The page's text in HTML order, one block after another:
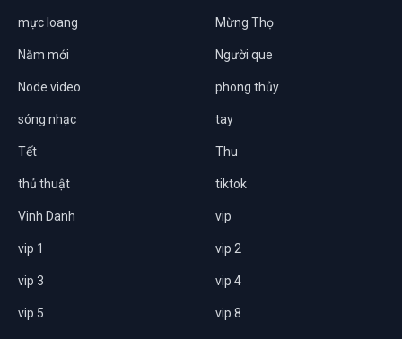
mực loang Mừng Thọ
Năm mới Người que
Node video phong thủy
sóng nhạc tay
Tết Thu
thủ thuật tiktok
Vinh Danh vip
vip 1 vip 2
vip 3 vip 4
vip 5 vip 8